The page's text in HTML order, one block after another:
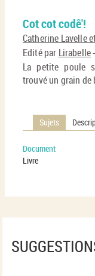
Cot cot codê'!
Catherine Lavelle
Edité par Lirabelle
La petite poule
trouvé un grain de
Sujets
Document
Livre